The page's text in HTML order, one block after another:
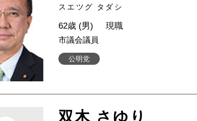
スエツグ タダシ
公明党
62歳 (男) 現職
市議会議員
双木 さゆり